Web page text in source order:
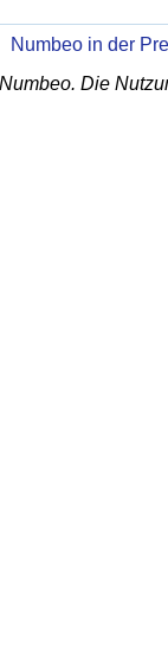
Numbeo in der
Die